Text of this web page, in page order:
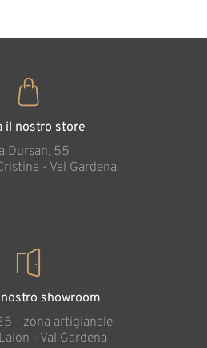
il nostro store
Dursan, 55
- Val Gardena
showroom
- zona artigianale
- Val Gardena